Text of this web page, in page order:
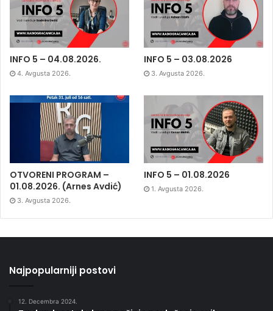
INFO 5 – 04.08.2026.
4. Avgusta 2026.
INFO 5 – 03.08.2026
3. Avgusta 2026.
OTVORENI PROGRAM –
01.08.2026. (Arnes Avdić)
3. Avgusta 2026.
INFO 5 – 01.08.2026
1. Avgusta 2026.
Najpopularniji postovi
12. Decembra 2024.